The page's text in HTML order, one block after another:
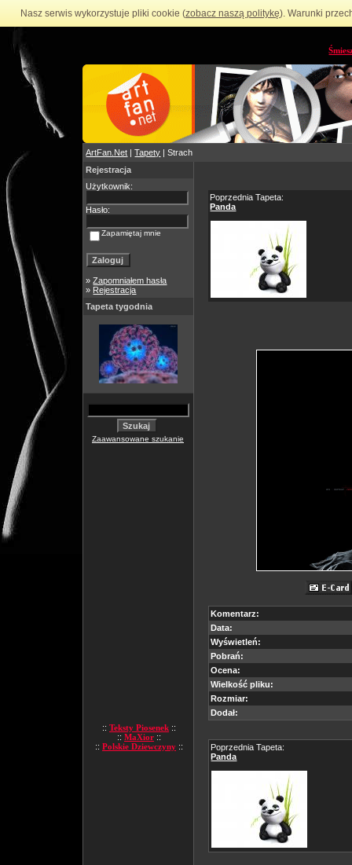
Nasz serwis wykorzystuje pliki cookie (zobacz naszą politykę). Warunki
ArtFan.Net |Tapety | Strach
Rejestracja
Użytkownik:
Hasło:
Zapamiętaj mnie
»Zapomniałem hasła
» Rejestracja
Tapeta tygodnia
Zaawansowane szukanie
:: Teksty Piosenek ::
:: MaXior ::
:: Polskie Dziewczyny ::
Poprzednia Tapeta:
Panda
Komentarz:
Data:
Wyświetleń:
Pobrań:
Ocena:
Wielkość pliku:
Rozmiar:
Dodał:
Poprzednia Tapeta:
Panda